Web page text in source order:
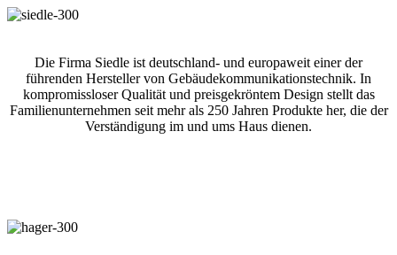
Die Firma Siedle ist deutschland- und europaweit einer der
führenden Hersteller von Gebäudekommunikationstechnik. In
kompromissloser Qualität und preisgekröntem Design stellt das
Familienunternehmen seit mehr als 250 Jahren Produkte her, die der
Verständigung im und ums Haus dienen.